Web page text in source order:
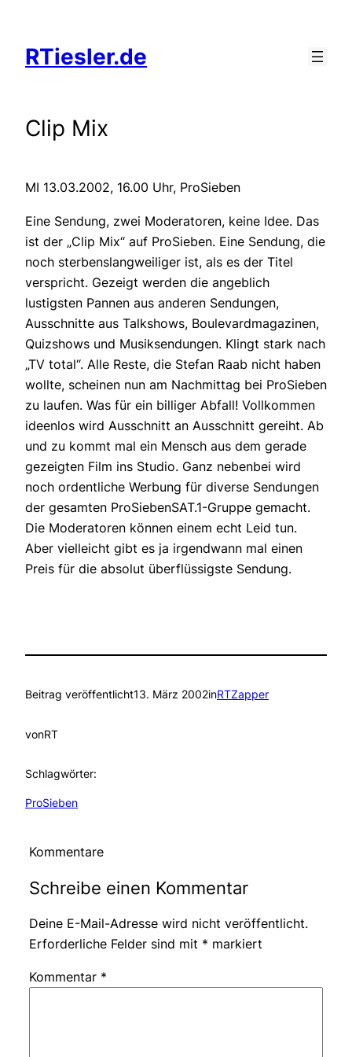
springen
RTiesler.de
Clip Mix
MI 13.03.2002, 16.00 Uhr, ProSieben
Eine Sendung, zwei Moderatoren, keine Idee. Das
ist der „Clip Mix“ auf ProSieben. Eine Sendung, die
noch sterbenslangweiliger ist, als es der Titel
verspricht. Gezeigt werden die angeblich
lustigsten Pannen aus anderen Sendungen,
Ausschnitte aus Talkshows, Boulevardmagazinen,
Quizshows und Musiksendungen. Klingt stark nach
„TV total“. Alle Reste, die Stefan Raab nicht haben
wollte, scheinen nun am Nachmittag bei ProSieben
zu laufen. Was für ein billiger Abfall! Vollkommen
ideenlos wird Ausschnitt an Ausschnitt gereiht. Ab
und zu kommt mal ein Mensch aus dem gerade
gezeigten Film ins Studio. Ganz nebenbei wird
noch ordentliche Werbung für diverse Sendungen
der gesamten ProSiebenSAT.1-Gruppe gemacht.
Die Moderatoren können einem echt Leid tun.
Aber vielleicht gibt es ja irgendwann mal einen
Preis für die absolut überflüssigste Sendung.
Beitrag veröffentlicht13. März 2002inRTZapper
vonRT
Schlagwörter:
ProSieben
Kommentare
Schreibe einen Kommentar
Deine E-Mail-Adresse wird nicht veröffentlicht.
Erforderliche Felder sind mit * markiert
Kommentar *